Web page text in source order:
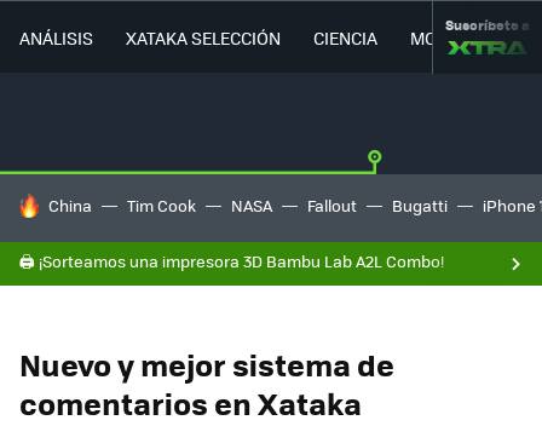
ANÁLISIS XATAKA SELECCIÓN CIENCIA MOVILIDAD
Suscríbete a
HOY SE HABLA DE
China Tim Cook NASA Fallout Bugatti iPhone
🖨️ ¡Sorteamos una impresora 3D Bambu Lab A2L Combo!
Nuevo y mejor sistema de
comentarios en Xataka